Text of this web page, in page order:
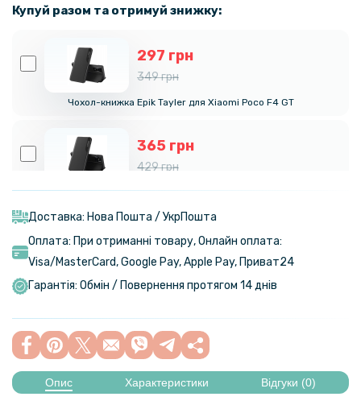
Купуй разом та отримуй знижку:
297 грн
349 грн
Чохол-книжка Epik Tayler для Xiaomi Poco F4 GT
365 грн
429 грн
Чохол-книжка Epik Tayler для Xiaomi Redmi 10c
159 грн
199 грн
Протиударна гідрогелева плівка Hydrogel Film для Xiaomi Mi 10T
Lite 5G, Transparent
159 грн
199 грн
Протиударна гідрогелева плівка Hydrogel Film для Xiaomi Mi 10T
Lite 5G на задню панель, Transparent
Доставка: Нова Пошта / УкрПошта
Оплата: При отриманні товару, Онлайн оплата:
Visa/MasterСard, Google Pay, Apple Pay, Приват24
Гарантія: Обмін / Повернення протягом 14 днів
Опис Характеристики Відгуки (0)